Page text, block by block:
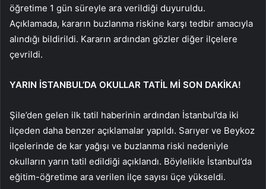
öğretime 1 gün süreyle ara verildiği duyuruldu.
Açıklamada, kararın buzlanma riskine karşı tedbir amacıyla
alındığı bildirildi. Kararın ardından gözler diğer ilçelere
çevrildi.
YARIN İSTANBUL’DA OKULLAR TATİL Mİ SON DAKİKA!
Şile’den gelen ilk tatil haberinin ardından İstanbul’da iki
ilçeden daha benzer açıklamalar yapıldı. Sarıyer ve Beykoz
ilçelerinde de kar yağışı ve buzlanma riski nedeniyle
okulların yarın tatil edildiği açıklandı. Böylelikle İstanbul’da
eğitim-öğretime ara verilen ilçe sayısı üçe yükseldi.